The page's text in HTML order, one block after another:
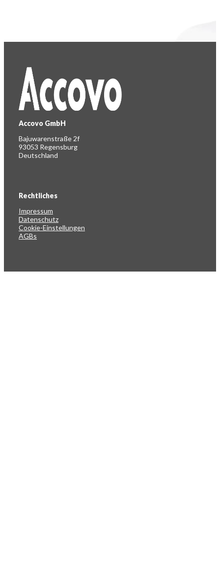
Accovo GmbH
Bajuwarenstraße 2f
93053 Regensburg
Deutschland
Rechtliches
Impressum
Datenschutz
Cookie-Einstellungen
AGBs